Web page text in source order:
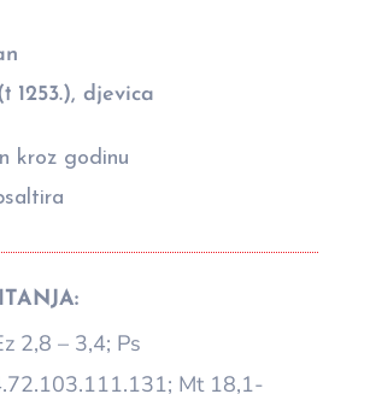
1253.), djevica
kroz godinu
2,8 – 3,4; Ps
Mt 18,1-